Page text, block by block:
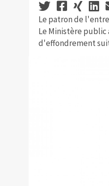
Le patron de
Le Ministère
d'effondrement